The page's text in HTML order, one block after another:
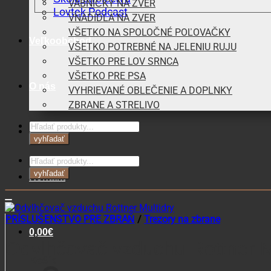
Lovtek Podcast
Veľkoobchod
O nás
Blog
Kontakt
0,00€
VÁBNIČKY NA ZVER
VNADIDLÁ NA ZVER
VŠETKO NA SPOLOČNÉ POĽOVAČKY
VŠETKO POTREBNÉ NA JELENIU RUJU
VŠETKO PRE LOV SRNCA
VŠETKO PRE PSA
VYHRIEVANÉ OBLEČENIE A DOPLNKY
ZBRANE A STRELIVO
Products
search
vyhľadať
Products
search
vyhľadať
PRÍSLUŠENSTVO PRE ZBRAŇ / Trezory na zbrane